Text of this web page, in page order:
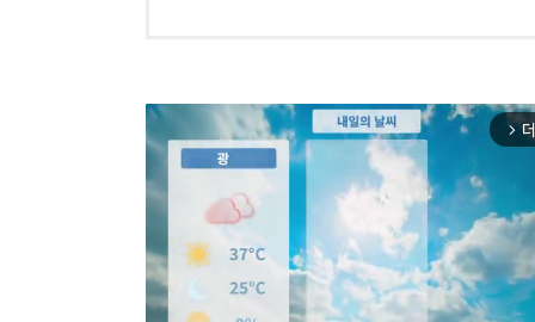
arrow_forward_ios